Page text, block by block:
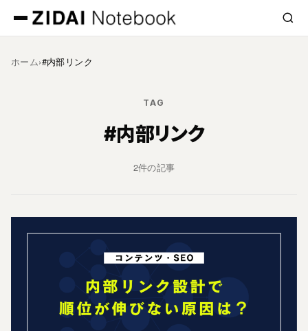
ホーム›#内部リンク
TAG
#内部リンク
2件の記事